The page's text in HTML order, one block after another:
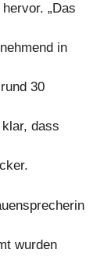
„Das
in
30
dass
wurden